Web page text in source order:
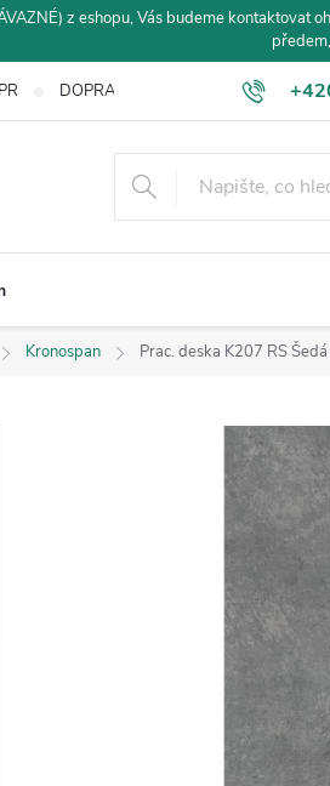
z eshopu, Vás budeme
DOPRAVA A PLATBA
Kronospan Prac. deska K207 RS